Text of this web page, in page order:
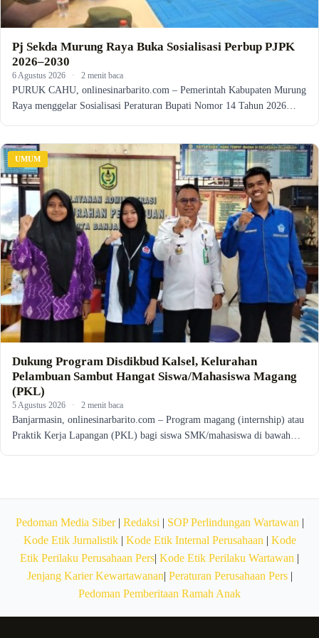
Pj Sekda Murung Raya Buka Sosialisasi Perbup PJPK
2026–2030
6 Agustus 2026 · 2 menit baca
PURUK CAHU, onlinesinarbarito.com – Pemerintah Kabupaten Murung
Raya menggelar Sosialisasi Peraturan Bupati Nomor 14 Tahun 2026…
UMUM
Dukung Program Disdikbud Kalsel, Kelurahan
Pelambuan Sambut Hangat Siswa/Mahasiswa Magang
(PKL)
5 Agustus 2026 · 2 menit baca
Banjarmasin, onlinesinarbarito.com – Program magang (internship) atau
Praktik Kerja Lapangan (PKL) bagi siswa SMK/mahasiswa di bawah…
Pedoman Media Siber| Redaksi | SOP Perlindungan Wartawan |
Kode Etik Jurnalistik| Kode Etik Internal Perusahaan | Kode
Etik Perilaku Perusahaan Pers| Kode Etik Perilaku Wartawan |
Jenjang Karier Kewartawanan| Peraturan Perusahaan Pers|
Pedoman Pemberitaan Ramah Anak